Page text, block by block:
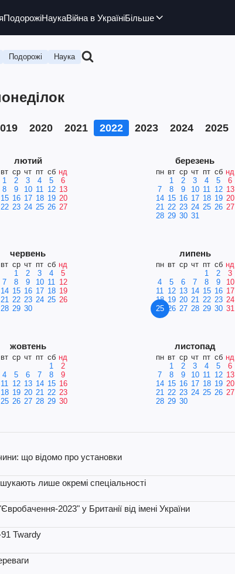
ПодорожіНаукаВійна в УкраїніБільше
Подорожі Наука
2020 2021 2022 2023 2024 2025
лютий
вт ср чт пт сб нд
1
2 3 4 5
6
8 9 10 11 12 13
15 16 17 18 19 20
22 23 24 25 26 27
березень
пн вт ср чт пт сб нд
1
2 3 4 5
6
7
8 9 10 11 12 13
14 15 16 17 18 19 20
21 22 23 24 25 26 27
28 29 30 31
червень
вт ср чт пт сб нд
1
2 3 4
5
7 8 9 10 11 12
14 15 16 17 18 19
21 22 23 24 25 26
28 29 30
липень
пн вт ср чт пт сб нд
1
2
3
4
5 6 7 8 9
10
11 12 13 14 15 16 17
18 19 20 21 22 23 24
25 26 27 28 29 30 31
жовтень
вт ср чт пт сб нд
1
2
4 5 6 7 8
9
11 12 13 14 15 16
18 19 20 21 22 23
25 26 27 28 29 30
листопад
пн вт ср чт пт сб нд
1
2 3 4 5
6
7
8 9 10 11 12 13
14 15 16 17 18 19 20
21 22 23 24 25 26 27
28 29 30
що відомо про установки
лише окремі спеціальності
2023" у Британії від імені України
91 Twardy